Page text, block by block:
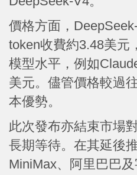
價格方面，
token收費約3.48美元
模型水平，例如
美元。儘管價格較過
本優勢。
此次發布亦結束市場
長期等待。在其延後
MiniMax、阿里巴巴